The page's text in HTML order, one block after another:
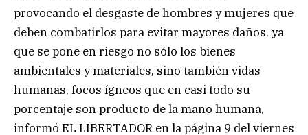
provocando el desgaste de hombres y mujeres que
deben combatirlos para evitar mayores daños, ya
que se pone en riesgo no sólo los bienes
ambientales y materiales, sino también vidas
humanas, focos ígneos que en casi todo su
porcentaje son producto de la mano humana,
informó EL LIBERTADOR en la página 9 del viernes